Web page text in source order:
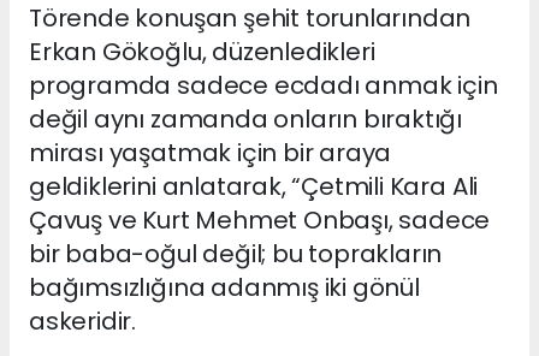
Törende konuşan şehit torunlarından
Erkan Gökoğlu, düzenledikleri
programda sadece ecdadı anmak için
değil aynı zamanda onların bıraktığı
mirası yaşatmak için bir araya
geldiklerini anlatarak, “Çetmili Kara Ali
Çavuş ve Kurt Mehmet Onbaşı, sadece
bir baba-oğul değil; bu toprakların
bağımsızlığına adanmış iki gönül
askeridir.